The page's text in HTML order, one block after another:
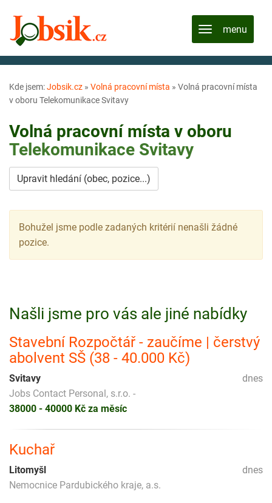
Kde jsem:Jobsik.cz » Volná pracovní místa » Volná pracovní místa
v oboru Telekomunikace Svitavy
Volná pracovní místa v oboru
Telekomunikace Svitavy
Upravit hledání (obec, pozice...)
Bohužel jsme podle zadaných kritérií nenašli žádné
pozice.
Našli jsme pro vás ale jiné nabídky
Stavební Rozpočtář - zaučíme | čerstvý
abolvent SŠ (38 - 40.000 Kč)
dnes
Svitavy
Jobs Contact Personal, s.r.o. -
38000 - 40000 Kč za měsíc
Kuchař
dnes
Litomyšl
Nemocnice Pardubického kraje, a.s.